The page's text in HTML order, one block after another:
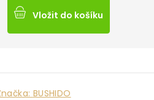
Vložit do košíku
BUSHIDO